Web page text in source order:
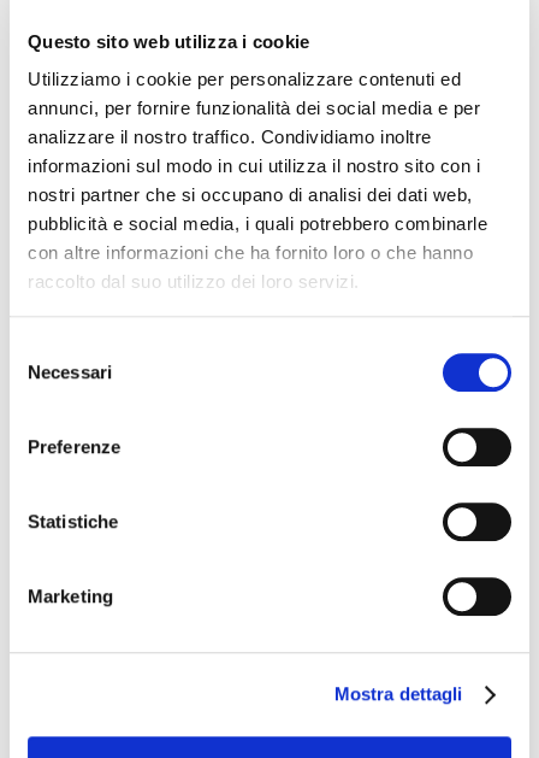
Questo sito web utilizza i cookie
Utilizziamo i cookie per personalizzare contenuti ed
annunci, per fornire funzionalità dei social media e per
analizzare il nostro traffico. Condividiamo inoltre
informazioni sul modo in cui utilizza il nostro sito con i
nostri partner che si occupano di analisi dei dati web,
pubblicità e social media, i quali potrebbero combinarle
con altre informazioni che ha fornito loro o che hanno
raccolto dal suo utilizzo dei loro servizi.
delNecessari
Preferenze
Statistiche
Marketing
Mostra dettagli
2026
Eventi
Percorsi in Franciacorta
Giu
Percorsi in Franciacorta